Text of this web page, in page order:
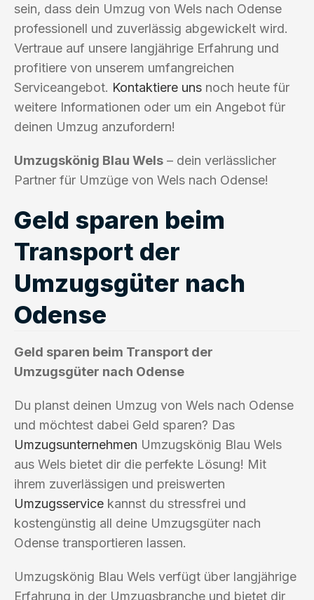
sein, dass dein Umzug von Wels nach Odense
professionell und zuverlässig abgewickelt wird.
Vertraue auf unsere langjährige Erfahrung und
profitiere von unserem umfangreichen
Serviceangebot. Kontaktiere uns noch heute für
weitere Informationen oder um ein Angebot für
deinen Umzug anzufordern!
Umzugskönig Blau Wels – dein verlässlicher
Partner für Umzüge von Wels nach Odense!
Geld sparen beim
Transport der
Umzugsgüter nach
Odense
Geld sparen beim Transport der
Umzugsgüter nach Odense
Du planst deinen Umzug von Wels nach Odense
und möchtest dabei Geld sparen? Das
Umzugsunternehmen Umzugskönig Blau Wels
aus Wels bietet dir die perfekte Lösung! Mit
ihrem zuverlässigen und preiswerten
Umzugsservice kannst du stressfrei und
kostengünstig all deine Umzugsgüter nach
Odense transportieren lassen.
Umzugskönig Blau Wels verfügt über langjährige
Erfahrung in der Umzugsbranche und bietet dir